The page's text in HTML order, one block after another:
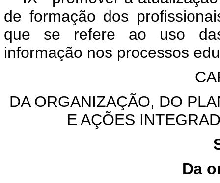
de formação dos
que se refere ao uso
informação nos processos
DA ORGANIZAÇÃO, DO
E AÇÕES
Da